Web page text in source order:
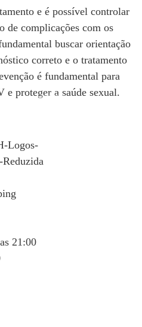
e é possível controlar
de complicações com os
buscar orientação
correto e o tratamento
é fundamental para
e proteger a saúde sexual.
21:00